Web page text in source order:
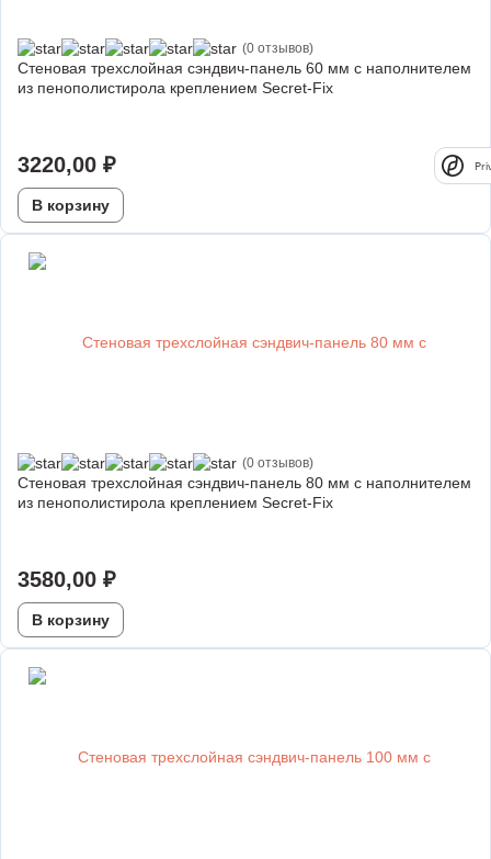
(0 отзывов)
Стеновая трехслойная сэндвич-панель 60 мм с наполнителем
из пенополистирола креплением Secret-Fix
3220,00 ₽
В корзину
(0 отзывов)
Стеновая трехслойная сэндвич-панель 80 мм с наполнителем
из пенополистирола креплением Secret-Fix
3580,00 ₽
В корзину